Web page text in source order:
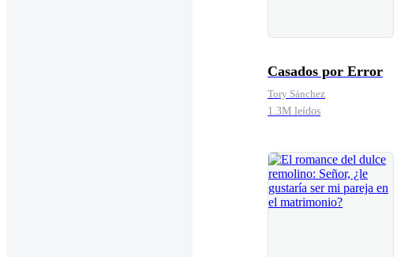
Casados por Error
Tory Sánchez
1.3M leídos